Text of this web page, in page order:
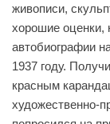
живописи,
хорошие оценки,
автобиографии
1937 году.
красным
художественно-